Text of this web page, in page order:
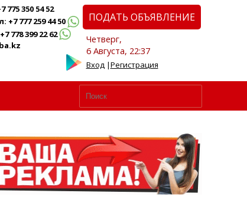
775 350 54 52
777 259 44 50
+7 778 399 22 62
ПОДАТЬ ОБЪЯВЛЕНИЕ
Четверг,
6 Августа, 22:37
Вход|Регистрация